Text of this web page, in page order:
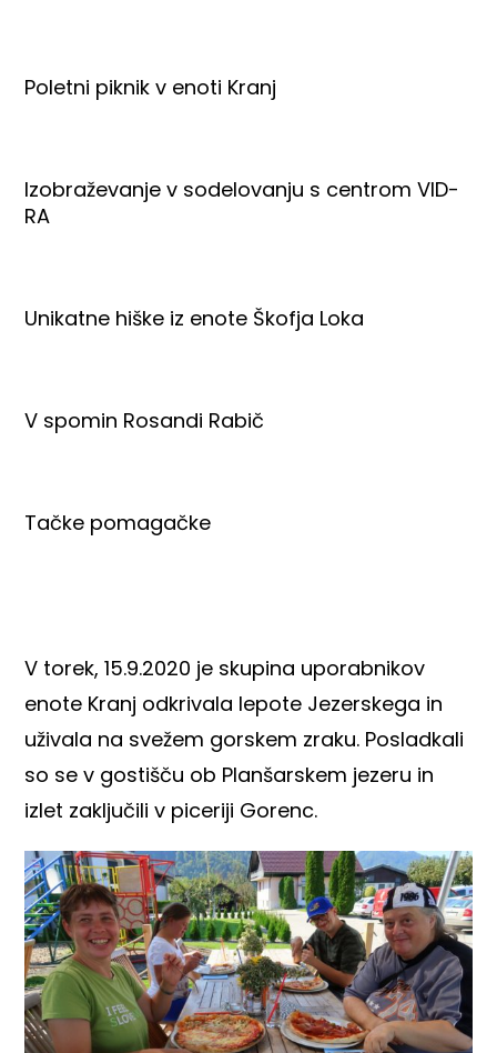
Poletni piknik v enoti Kranj
Izobraževanje v sodelovanju s centrom VID-
RA
Unikatne hiške iz enote Škofja Loka
V spomin Rosandi Rabič
Tačke pomagačke
V torek, 15.9.2020 je skupina uporabnikov
enote Kranj odkrivala lepote Jezerskega in
uživala na svežem gorskem zraku. Posladkali
so se v gostišču ob Planšarskem jezeru in
izlet zaključili v piceriji Gorenc.